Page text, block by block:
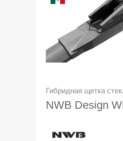
Гибридная щетка
NWB Design